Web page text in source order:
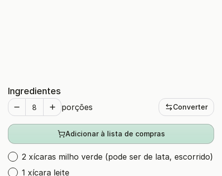
Ingredientes
porções Converter
Adicionar à lista de compras
2 xícaras milho verde (pode ser de lata, escorrido)
1 xícara leite